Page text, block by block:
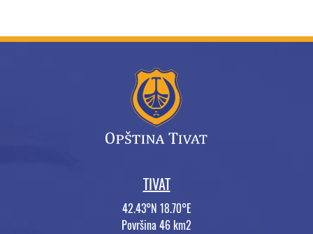
TIVAT
42.43°N 18.70°E
Površina 46 km2